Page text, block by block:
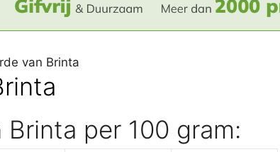
van Brinta
per 100 gram: